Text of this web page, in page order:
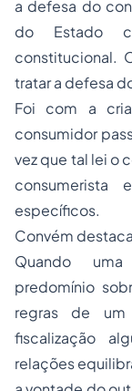
a defesa do
do Estado
constitucional.
tratar a defesa
Foi com a
consumidor
vez que tal lei o
específicos.
Convém
Quando
predomínio
regras de
fiscalização
relações